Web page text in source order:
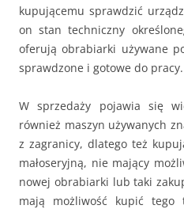
kupującemu sprawdzić
on stan techniczny
oferują obrabiarki używane
sprawdzone i gotowe do pracy.
W sprzedaży pojawia się
również maszyn używanych
z zagranicy, dlatego też
małoseryjną, nie mający
nowej obrabiarki lub taki
mają możliwość kupić